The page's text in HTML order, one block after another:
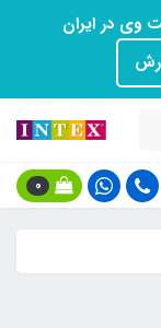
وی در ایران
0